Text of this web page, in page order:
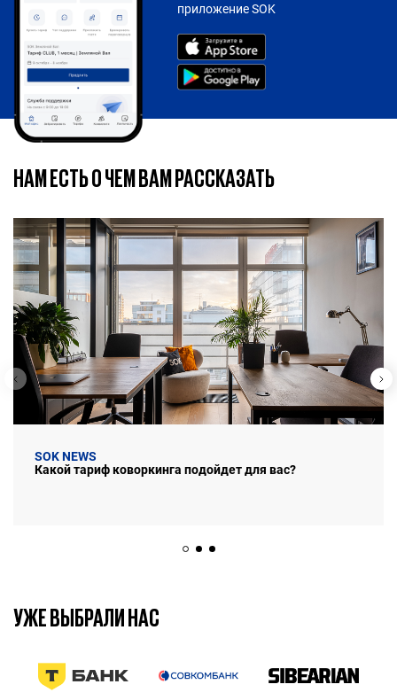
приложение SOK
НАМ ЕСТЬ О ЧЕМ ВАМ РАССКАЗАТЬ
SOK NEWS
Какой тариф коворкинга подойдет для вас?
УЖЕ ВЫБРАЛИ НАС